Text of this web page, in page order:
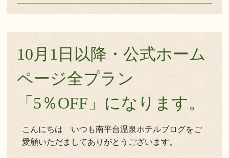
10月1日以降・公式ホーム
ページ全プラン
「5％OFF」になります。
こんにちは いつも南平台温泉ホテルブログをご
愛顧いただましてありがとうございます。